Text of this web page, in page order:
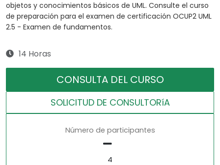
objetos y conocimientos básicos de UML. Consulte el curso
de preparación para el examen de certificación OCUP2 UML
2.5 - Examen de fundamentos.
14 Horas
CONSULTA DEL CURSO
SOLICITUD DE CONSULTORíA
Número de participantes